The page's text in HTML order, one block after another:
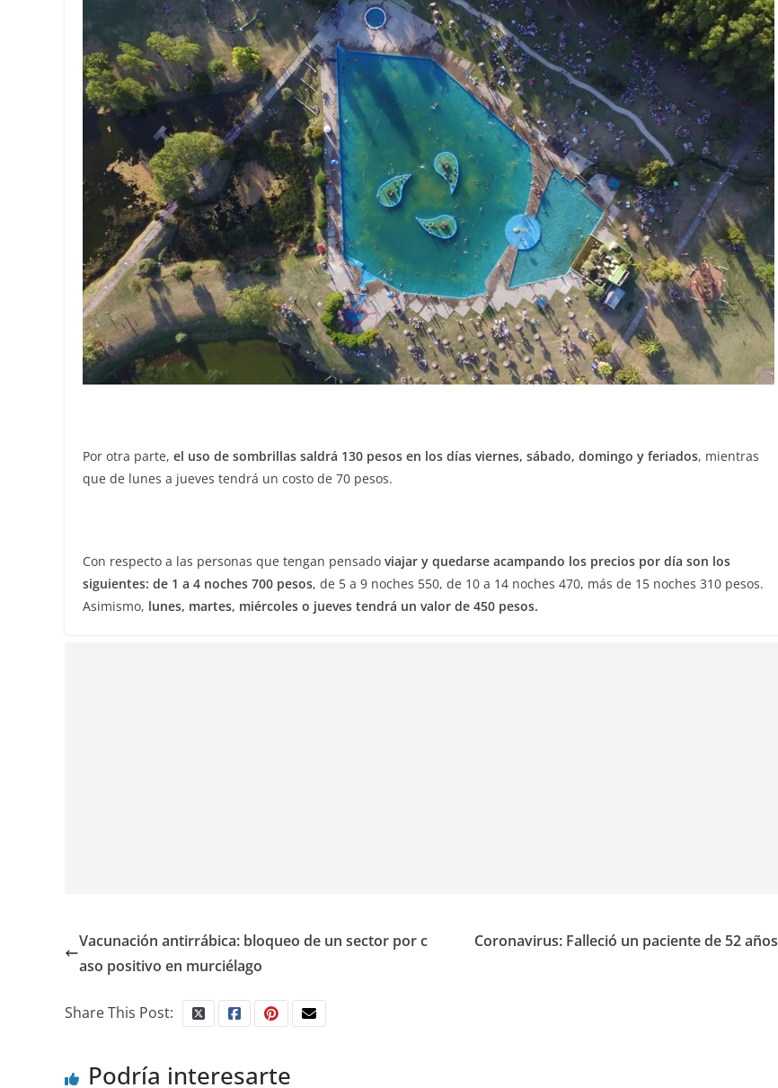
Por otra parte, el uso de sombrillas saldrá 130 pesos en los días viernes, sábado, domingo y feriados, mientras
que de lunes a jueves tendrá un costo de 70 pesos.
Con respecto a las personas que tengan pensado viajar y quedarse acampando los precios por día son los
siguientes: de 1 a 4 noches 700 pesos, de 5 a 9 noches 550, de 10 a 14 noches 470, más de 15 noches 310 pesos.
Asimismo, lunes, martes, miércoles o jueves tendrá un valor de 450 pesos.
Vacunación antirrábica: bloqueo de un sector por c
aso positivo en murciélago
Coronavirus: Falleció un paciente de 52 años
Share This Post:
Podría interesarte